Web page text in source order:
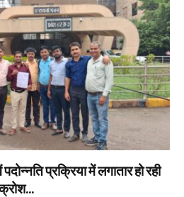
प्रक्रिया में लगातार हो रही